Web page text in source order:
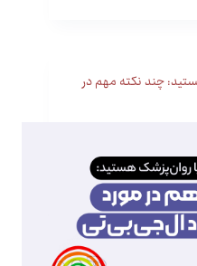
چند نکته مهم در